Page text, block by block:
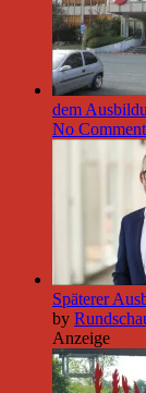
dem
No Comment
Späterer
by
Anzeige